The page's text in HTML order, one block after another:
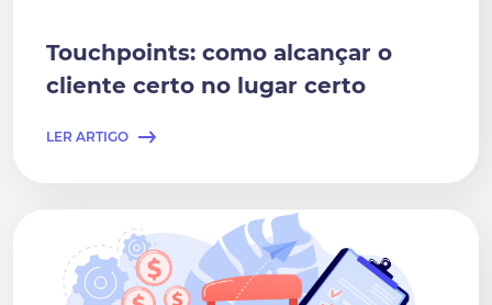
Touchpoints: como alcançar o
cliente certo no lugar certo
LER ARTIGO